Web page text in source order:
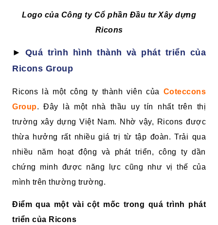
Logo của Công ty Cổ phần Đầu tư Xây dựng
Ricons
►
Quá trình hình thành và phát triển của
Ricons Group
Ricons là một công ty thành viên của Coteccons
Group. Đây là một nhà thầu uy tín nhất trên thị
trường xây dựng Việt Nam. Nhờ vậy, Ricons được
thừa hưởng rất nhiều giá trị từ tập đoàn. Trải qua
nhiều năm hoạt động và phát triển, công ty dần
chứng minh được năng lực cũng như vị thế của
mình trên thường trường.
Điểm qua một vài cột mốc trong quá trình phát
triển của Ricons